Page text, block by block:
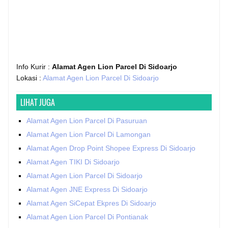
Info Kurir : Alamat Agen Lion Parcel Di Sidoarjo
Lokasi : Alamat Agen Lion Parcel Di Sidoarjo
LIHAT JUGA
Alamat Agen Lion Parcel Di Pasuruan
Alamat Agen Lion Parcel Di Lamongan
Alamat Agen Drop Point Shopee Express Di Sidoarjo
Alamat Agen TIKI Di Sidoarjo
Alamat Agen Lion Parcel Di Sidoarjo
Alamat Agen JNE Express Di Sidoarjo
Alamat Agen SiCepat Ekpres Di Sidoarjo
Alamat Agen Lion Parcel Di Pontianak